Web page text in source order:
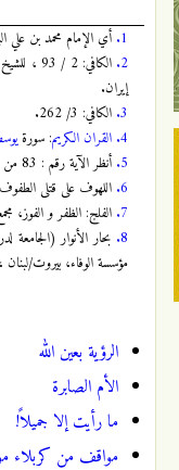
1. أي الإمام محمد بن علي
2.
إيران.
3. الكافي: 3/ 262.
4. القران الكريم: سورة
5. أنظر الآية رقم : 83 من السورة أيضاً.
6. اللهوف على قتلى
7. الفلج: الظفر و الفوز، مجمع
8.
مؤسسة الوفاء، بيروت/لبنان ، سنة :
الرؤية بعين الله
الأم الصابرة
ما رأيت إلا جميلاً!
مواقف من كربلاء